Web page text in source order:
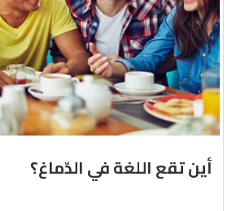
أين تقع اللغة في الدّماغ؟